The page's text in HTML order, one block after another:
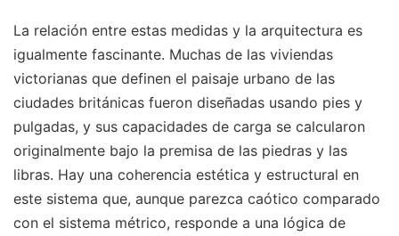
La relación entre estas medidas y la arquitectura es
igualmente fascinante. Muchas de las viviendas
victorianas que definen el paisaje urbano de las
ciudades británicas fueron diseñadas usando pies y
pulgadas, y sus capacidades de carga se calcularon
originalmente bajo la premisa de las piedras y las
libras. Hay una coherencia estética y estructural en
este sistema que, aunque parezca caótico comparado
con el sistema métrico, responde a una lógica de